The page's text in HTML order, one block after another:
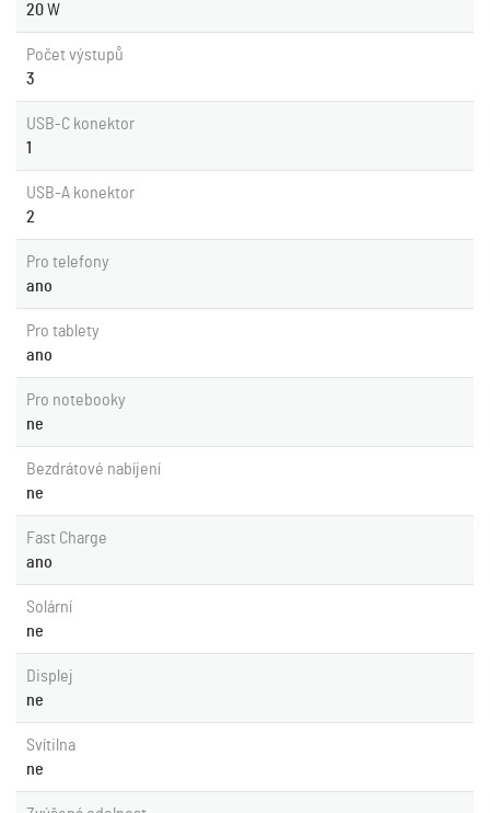
20W
Počet výstupů
3
USB-C konektor
1
USB-A konektor
2
Pro telefony
ano
Pro tablety
ano
Pro notebooky
ne
Bezdrátové nabíjení
ne
Fast Charge
ano
Solární
ne
Displej
ne
Svítilna
ne